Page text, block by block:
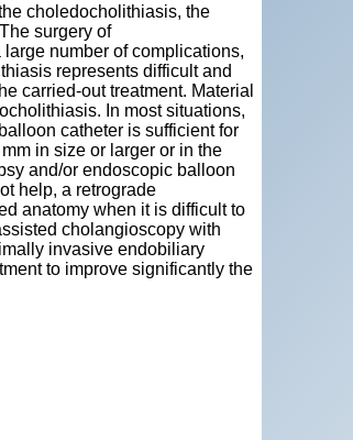
choledocholithiasis, the
surgery of
number of complications,
represents difficult and
carried-out treatment. Material
In most situations,
catheter is sufficient for
in size or larger or in the
and/or endoscopic balloon
help, a retrograde
anatomy when it is difficult to
cholangioscopy with
invasive endobiliary
to improve significantly the